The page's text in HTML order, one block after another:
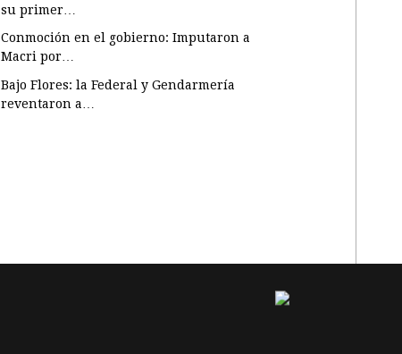
su primer…
Conmoción en el gobierno: Imputaron a
Macri por…
Bajo Flores: la Federal y Gendarmería
reventaron a…